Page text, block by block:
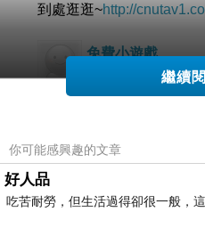
到處逛逛~http://
免費小遊戲
2017-02-09 11:45:51
到處逛逛~http://
賴佑建~台中房屋.
2016-06-05 15:05:19
午安安~~
開車是怕遇上這幾項麻煩
繼續
你可能感興趣的文章
好人品
吃苦耐勞，但生活過得卻很一般，